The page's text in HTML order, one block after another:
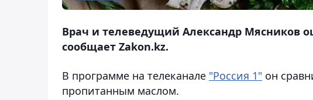
Врач и телеведущий Александр Мясников
сообщает Zakon.kz.
В программе на телеканале "Россия 1" он
пропитанным маслом.